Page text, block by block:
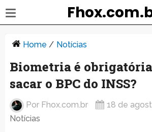
Home / Notícias
Biometria é
sacar o BPC do INSS?
Por Fhox.com.br
18 de
Notícias